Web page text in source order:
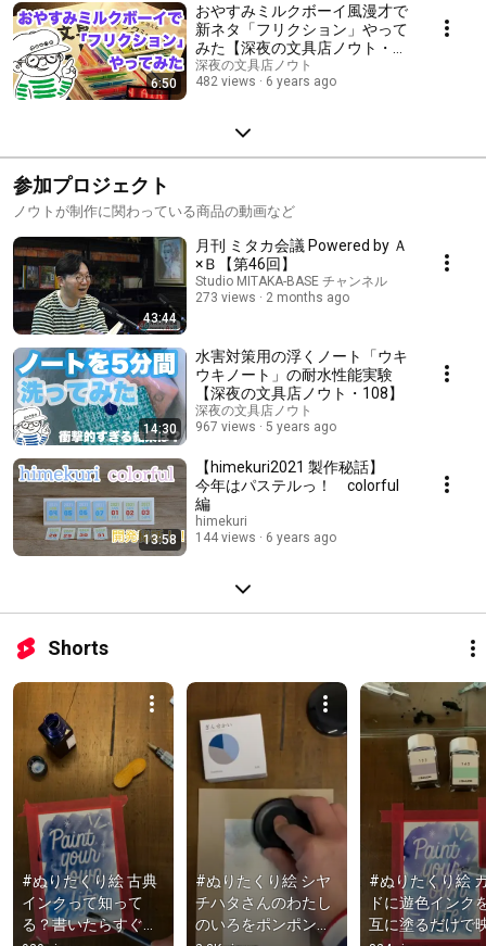
6:50
おやすみミルクボーイ風漫才で
新ネタ「フリクション」やって
みた【深夜の文具店ノウト・
002】
深夜の文具店ノウト
482 views
6 years ago
参加プロジェクト
ノウトが制作に関わっている商品の動画など
43:44
月刊 ミタカ会議 Powered by Ａ
×Ｂ【第46回】
Studio MITAKA-BASE チャンネル
273 views
2 months ago
14:30
水害対策用の浮くノート「ウキ
ウキノート」の耐水性能実験
【深夜の文具店ノウト・108】
深夜の文具店ノウト
967 views
5 years ago
13:58
【himekuri2021 製作秘話】
今年はパステルっ！ colorful
編
himekuri
144 views
6 years ago
Shorts
#ぬりたくり絵 古典
インクって知って
る？書いたらすぐに
#ぬりたくり絵 シヤ
チハタさんのわたし
のいろをポンポンす
#ぬりたくり絵
ドに遊色インク
互に塗るだけで